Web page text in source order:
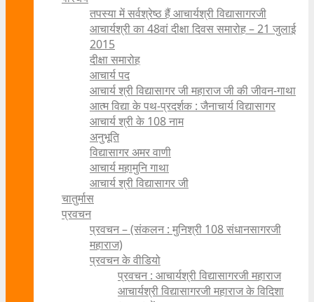
तपस्या में सर्वश्रेष्ठ हैं आचार्यश्री विद्यासागरजी
आचार्यश्री का 48वां दीक्षा दिवस समारोह – 21 जुलाई
2015
दीक्षा समारोह
आचार्य पद
आचार्य श्री विद्यासागर जी महाराज जी की जीवन-गाथा
आत्म विद्या के पथ-प्रदर्शक : जैनाचार्य विद्यासागर
आचार्य श्री के 108 नाम
अनुभूति
विद्यासागर अमर वाणी
आचार्य महामुनि गाथा
आचार्य श्री विद्यासागर जी
चातुर्मास
प्रवचन
प्रवचन – (संकलन : मुनिश्री 108 संधानसागरजी
महाराज)
प्रवचन के वीडियो
प्रवचन : आचार्यश्री ‍विद्यासागरजी महाराज
आचार्यश्री विद्यासागरजी महाराज के विदिशा